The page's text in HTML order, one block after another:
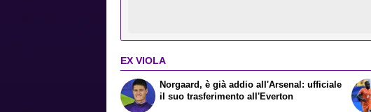
EX VIOLA
Norgaard, è già addio all'Arsenal: ufficiale
il suo trasferimento all'Everton